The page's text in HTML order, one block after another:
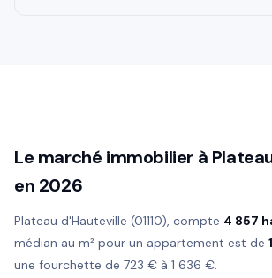
Le marché immobilier à
en 2026
Plateau d'Hauteville (01110), compte 4 857
médian au m² pour un appartement est de
une fourchette de 723 € à 1 636 €.